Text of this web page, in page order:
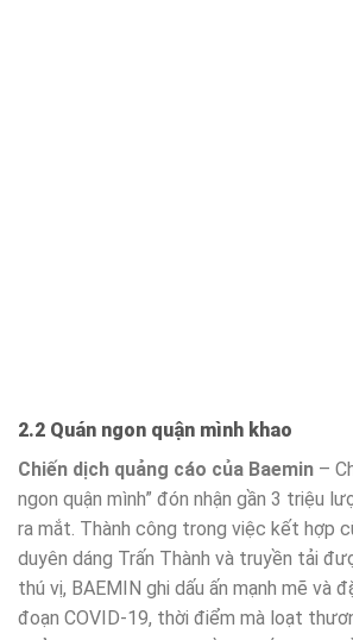
2.2 Quán ngon quận mình khao
Chiến dịch quảng cáo của Baemin –
ngon quận mình” đón nhận gần 3 triệu
ra mắt. Thành công trong việc kết hợp
duyên dáng Trấn Thành và truyền tải
thú vị, BAEMIN ghi dấu ấn mạnh mẽ và
đoạn COVID-19, thời điểm mà loạt